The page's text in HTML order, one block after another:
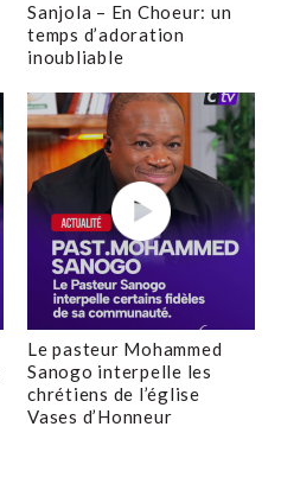
Sanjola – En Choeur: un
temps d’adoration
inoubliable
Le pasteur Mohammed
Sanogo interpelle les
chrétiens de l’église
Vases d’Honneur